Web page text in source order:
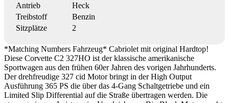
Antrieb
Heck
Treibstoff
Benzin
Sitzplätze
2
*Matching Numbers Fahrzeug* Cabriolet mit original Hardtop!
Diese Corvette C2 327HO ist der klassische amerikanische
Sportwagen aus den frühen 60er Jahren des vorigen Jahrhunderts.
Der drehfreudige 327 cid Motor bringt in der High Output
Ausführung 365 PS die über das 4-Gang Schaltgetriebe und ein
Limited Slip Differential auf die Straße übertragen werden. Die